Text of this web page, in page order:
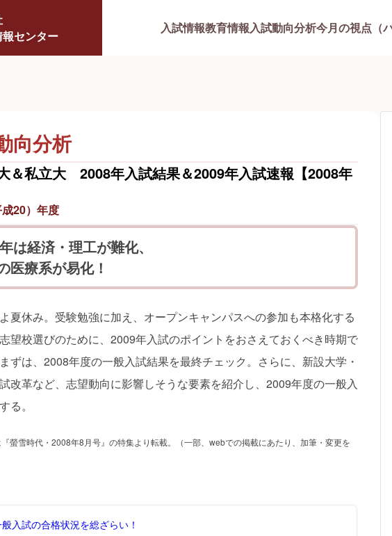
センター
入試情報教育情報入試動向分析今月の視点（
向分析
＆私立大 2008年入試結果＆2009年入試速報【2008年
20）年度
は経済・理工が難化、
医療系が易化！
夏休み。受験勉強に加え、オープンキャンパスへの参加も本格化する
望校選びのために、2009年入試のポイントをおさえておくべき時期で
ずは、2008年度の一般入試結果を最終チェック。さらに、新設大学・
改革など、志望動向に影響しそうな要素を紹介し、2009年度の一般入
る。
螢雪時代・2008年8月号』の特集より転載。（一部、webでの掲載にあたり、加筆・変更を
入試の合格状況を総ざらい！